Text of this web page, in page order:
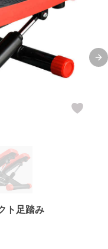
ト足踏み